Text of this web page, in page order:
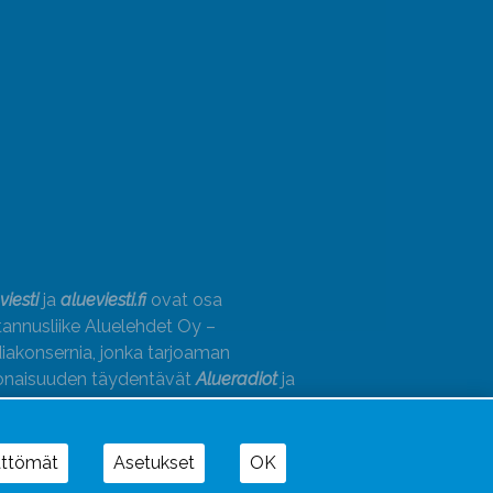
ja alueviesti.fiovat osa
Aluelehdet Oy –
jonka tarjoaman
täydentävät Alueradiotja
Asetukset OK